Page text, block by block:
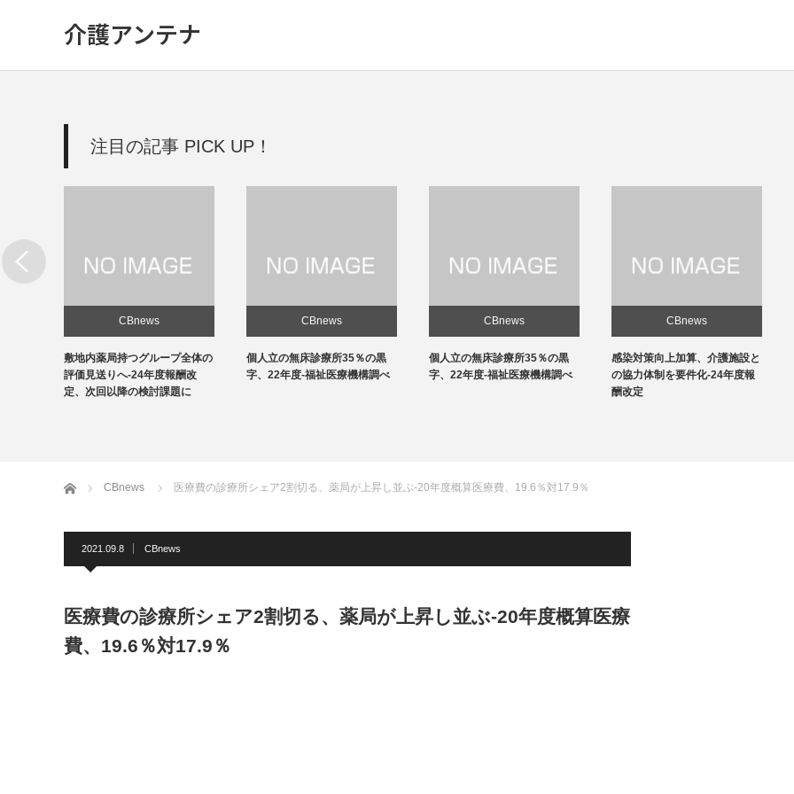
介護アンテナ
注目の記事 PICK UP！
CBnews
個人立の無床診療所35％の黒
字、22年度-福祉医療機構調べ
CBnews
個人立の無床診療所35％の黒
字、22年度-福祉医療機構調べ
CBnews
感染対策向上加算、介護施設と
の協力体制を要件化-24年度報
CBnews
敷地内薬局持つグループ全体の
評価見送りへ-24年度報酬改
定、次回以降の検討課題に
ホーム CBnews 医療費の診療所シェア2割切る、薬局が上昇し並ぶ-20年度概算医療費、19.6％対17.9％
2021.09.8 CBnews
医療費の診療所シェア2割切る、薬局が上昇し並ぶ-20年度概算医療
費、19.6％対17.9％